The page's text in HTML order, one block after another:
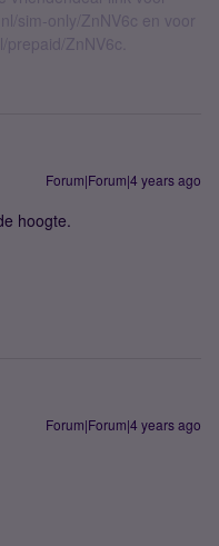
sim-only/ZnNV6c en voor
ZnNV6c.
Forum|Forum|4 years ago
hoogte.
Forum|Forum|4 years ago